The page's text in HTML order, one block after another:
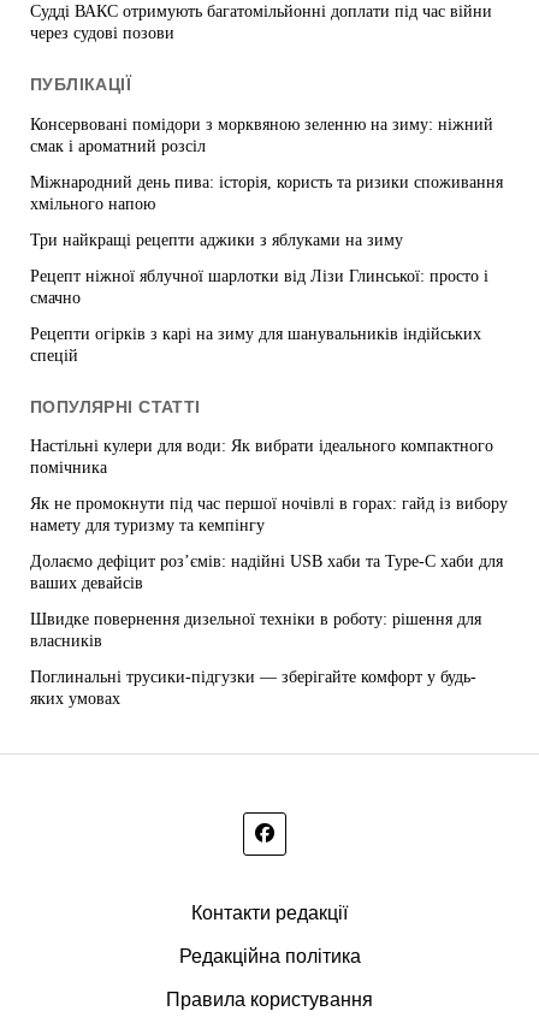
Судді ВАКС отримують багатомільйонні доплати під час війни
через судові позови
ПУБЛІКАЦІЇ
Консервовані помідори з морквяною зеленню на зиму: ніжний
смак і ароматний розсіл
Міжнародний день пива: історія, користь та ризики споживання
хмільного напою
Три найкращі рецепти аджики з яблуками на зиму
Рецепт ніжної яблучної шарлотки від Лізи Глинської: просто і
смачно
Рецепти огірків з карі на зиму для шанувальників індійських
спецій
ПОПУЛЯРНІ СТАТТІ
Настільні кулери для води: Як вибрати ідеального компактного
помічника
Як не промокнути під час першої ночівлі в горах: гайд із вибору
намету для туризму та кемпінгу
Долаємо дефіцит роз’ємів: надійні USB хаби та Type-C хаби для
ваших девайсів
Швидке повернення дизельної техніки в роботу: рішення для
власників
Поглинальні трусики-підгузки — зберігайте комфорт у будь-
яких умовах
Контакти редакції
Редакційна політика
Правила користування